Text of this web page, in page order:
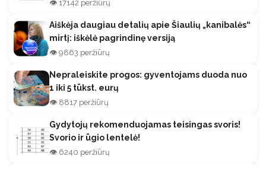
👁️ 17142 peržiūrų
Aiškėja daugiau detalių apie Šiaulių „kanibalės“
mirtį: iškėlė pagrindinę versiją
👁️ 9863 peržiūrų
Nepraleiskite progos: gyventojams duoda nuo
1 iki 5 tūkst. eurų
👁️ 8817 peržiūrų
Gydytojų rekomenduojamas teisingas svoris!
Svorio ir ūgio lentelė!
👁️ 6240 peržiūrų